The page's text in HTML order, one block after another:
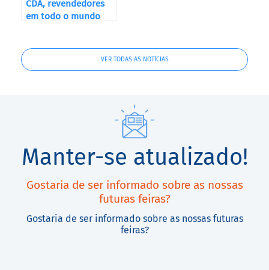
CDA, revendedores
em todo o mundo
VER TODAS AS NOTÍCIAS
Manter-se atualizado!
Gostaria de ser informado sobre as nossas
futuras feiras?
Gostaria de ser informado sobre as nossas futuras
feiras?